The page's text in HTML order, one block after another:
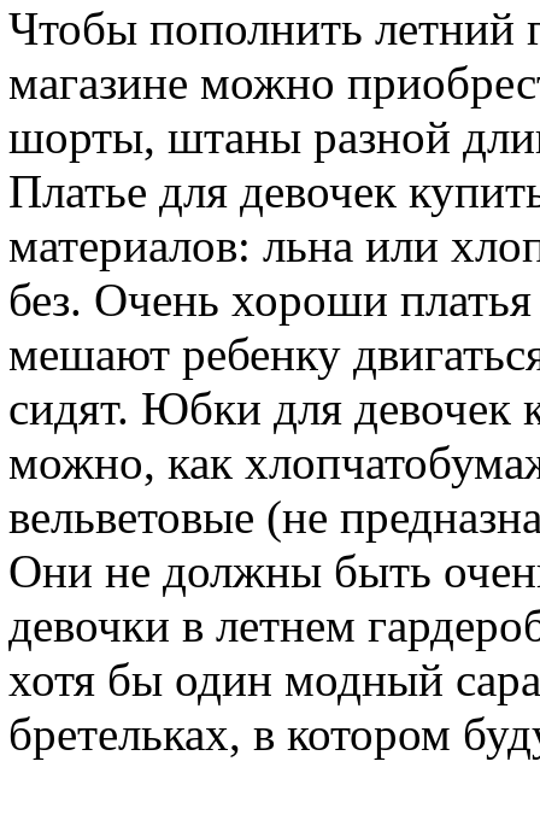
Чтобы пополнить летний
магазине можно
шорты, штаны разной
Платье для девочек
материалов: льна или
без. Очень хороши
мешают ребенку
сидят. Юбки для девочек
можно, как
вельветовые (не
Они не должны быть
девочки в летнем
хотя бы один модный
бретельках, в котором